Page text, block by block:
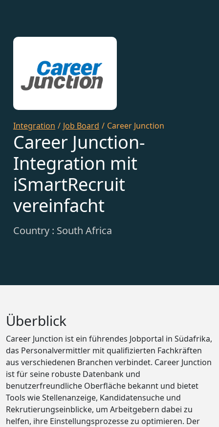
Integration / Job Board / Career Junction
Career Junction-
Integration mit
iSmartRecruit
vereinfacht
Country : South Africa
Überblick
Career Junction ist ein führendes Jobportal in Südafrika,
das Personalvermittler mit qualifizierten Fachkräften
aus verschiedenen Branchen verbindet. Career Junction
ist für seine robuste Datenbank und
benutzerfreundliche Oberfläche bekannt und bietet
Tools wie Stellenanzeige, Kandidatensuche und
Rekrutierungseinblicke, um Arbeitgebern dabei zu
helfen, ihre Einstellungsprozesse zu optimieren. Der